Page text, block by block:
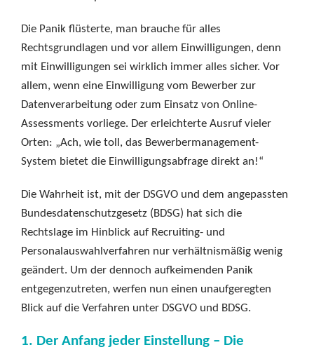
Die Panik flüsterte, man brauche für alles
Rechtsgrundlagen und vor allem Einwilligungen, denn
mit Einwilligungen sei wirklich immer alles sicher. Vor
allem, wenn eine Einwilligung vom Bewerber zur
Datenverarbeitung oder zum Einsatz von Online-
Assessments vorliege. Der erleichterte Ausruf vieler
Orten: „Ach, wie toll, das Bewerbermanagement-
System bietet die Einwilligungsabfrage direkt an!“
Die Wahrheit ist, mit der DSGVO und dem angepassten
Bundesdatenschutzgesetz (BDSG) hat sich die
Rechtslage im Hinblick auf Recruiting- und
Personalauswahlverfahren nur verhältnismäßig wenig
geändert. Um der dennoch aufkeimenden Panik
entgegenzutreten, werfen nun einen unaufgeregten
Blick auf die Verfahren unter DSGVO und BDSG.
1. Der Anfang jeder Einstellung – Die